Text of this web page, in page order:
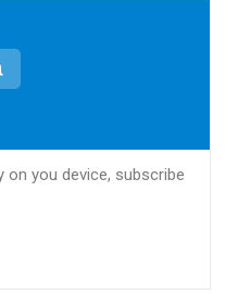
on you device, subscribe